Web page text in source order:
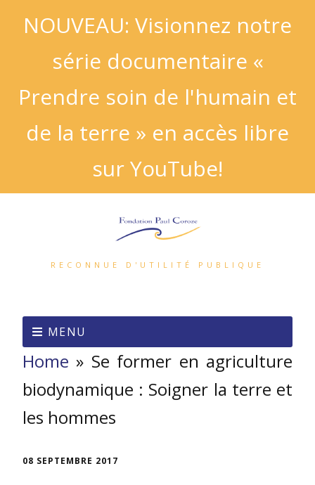
NOUVEAU: Visionnez notre
série documentaire «
Prendre soin de l'humain et
de la terre » en accès libre
sur YouTube!
RECONNUE D'UTILITÉ PUBLIQUE
MENU
Home » Se former en agriculture
biodynamique : Soigner la terre et
les hommes
08 SEPTEMBRE 2017